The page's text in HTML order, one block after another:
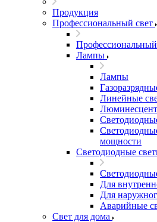
Продукция
Профессиональный свет
Профессиональный
Лампы
Лампы
Линейные
мощности
Светодиодные
Для
Для
Аварийные
Свет для дома